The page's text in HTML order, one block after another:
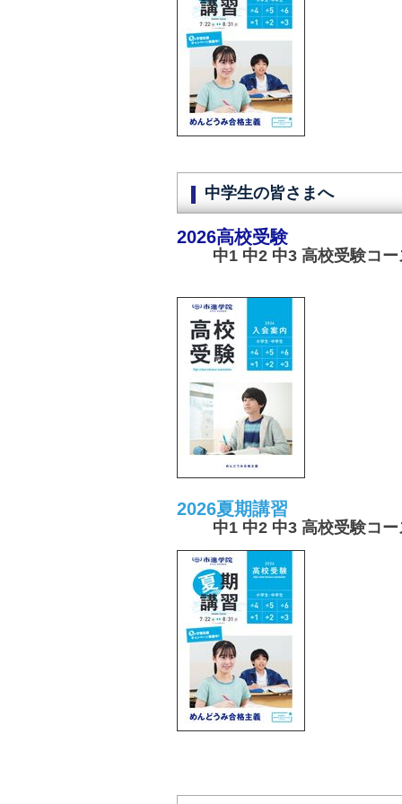
中学生の皆さまへ
2026高校受験
中1 中2 中3 高校受験コー
2026夏期講習
中1 中2 中3 高校受験コー